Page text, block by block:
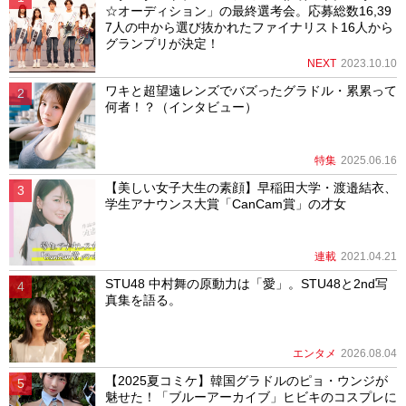
☆オーディション」の最終選考会。応募総数16,39
7人の中から選び抜かれたファイナリスト16人から
グランプリが決定！
NEXT 2023.10.10
ワキと超望遠レンズでバズったグラドル・累累って
何者！？（インタビュー）
特集 2025.06.16
【美しい女子大生の素顔】早稲田大学・渡邉結衣、
学生アナウンス大賞「CanCam賞」の才女
連載 2021.04.21
STU48 中村舞の原動力は「愛」。STU48と2nd写
真集を語る。
エンタメ 2026.08.04
【2025夏コミケ】韓国グラドルのピョ・ウンジが
魅せた！「ブルーアーカイブ」ヒビキのコスプレに